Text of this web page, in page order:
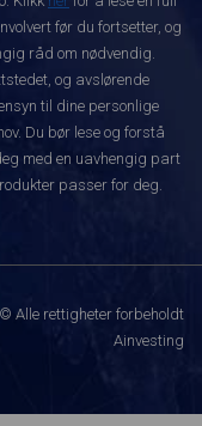
før du fortsetter, og
råd om nødvendig.
og avslørende
til dine personlige
Du bør lese og forstå
med en uavhengig part
passer for deg.
© Alle rettigheter forbeholdt
Ainvesting